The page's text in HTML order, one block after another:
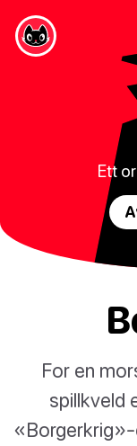
Ett
For en
spillkveld